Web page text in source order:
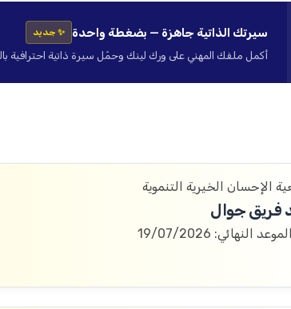
سيرتك الذاتية جاهزة — بضغطة واحدة ✨ جديد
أكمل ملفك المهني على ورك لينك وحمّل سيرة ذاتية احترافية
الإحسان الخيرية التنموية
فريق جوال
الموعد النهائي: 19/07/2026